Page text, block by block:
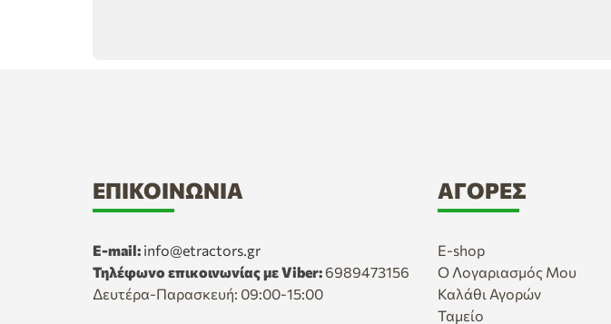
ΕΠΙΚΟΙΝΩΝΊΑ
E-mail: info@etractors.gr
Τηλέφωνο επικοινωνίας με Viber: 6989473156
Δευτέρα-Παρασκευή: 09:00-15:00
ΑΓΟΡΈΣ
E-shop
Ο Λογαριασμός Μου
Καλάθι Αγορών
Ταμείο